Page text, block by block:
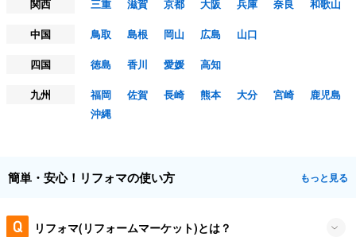
関西
三重 滋賀 京都 大阪 兵庫 奈良
和歌山
中国
鳥取 島根 岡山 広島
山口
四国
徳島 香川 愛媛
高知
九州
福岡 佐賀 長崎 熊本 大分 宮崎
鹿児島
沖縄
簡単・安心！リフォマの使い方 もっと見る
リフォマ(リフォームマーケット)とは？